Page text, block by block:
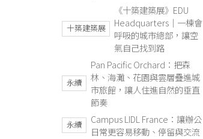
十築建築展
《十築建築展》EDU
Headquarters｜一棟會
呼吸的城市總部，讓空
氣自己找到路
永續
Pan Pacific Orchard：把森
林、海灘、花園與雲層疊進城
市旅館，讓人住進自然的垂直
節奏
永續
Campus LIDL France：讓辦公
日常更容易移動、停留與交流